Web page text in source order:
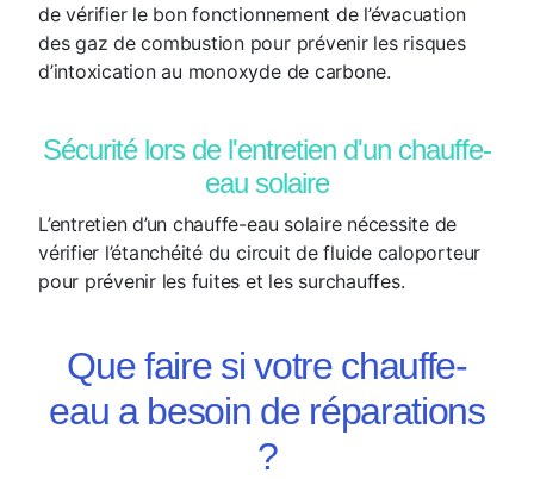
de vérifier le bon fonctionnement de l’évacuation
des gaz de combustion pour prévenir les risques
d’intoxication au monoxyde de carbone.
Sécurité lors de l'entretien d'un chauffe-
eau solaire
L’entretien d’un chauffe-eau solaire nécessite de
vérifier l’étanchéité du circuit de fluide caloporteur
pour prévenir les fuites et les surchauffes.
Que faire si votre chauffe-
eau a besoin de réparations
?